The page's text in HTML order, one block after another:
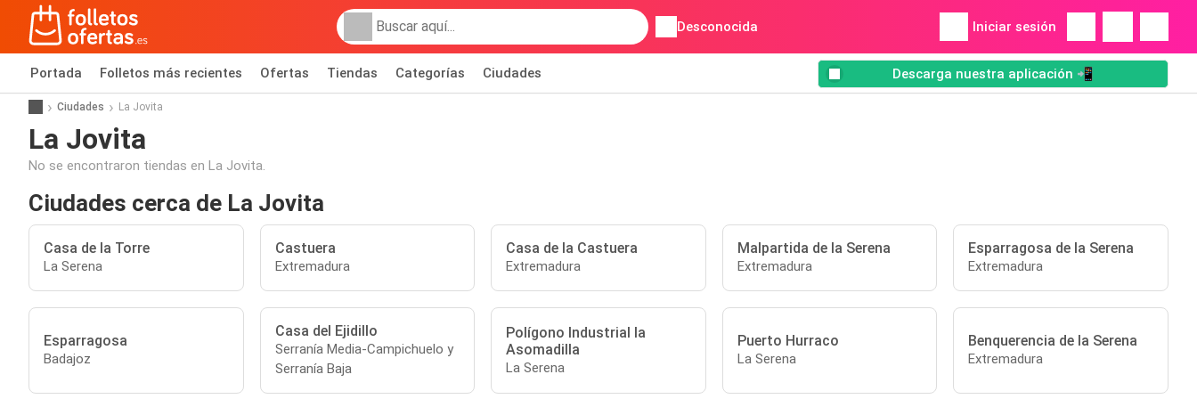
Desconocida Iniciar sesión
Portada Folletos más recientes Ofertas Tiendas Categorías Ciudades Descarga nuestra aplicación 📲
Ciudades La Jovita
La Jovita
No se encontraron tiendas en La Jovita.
Ciudades cerca de La Jovita
Casa de la Torre
La Serena
Castuera
Extremadura
Casa de la Castuera
Extremadura
Malpartida de la Serena
Extremadura
Esparragosa de la Serena
Extremadura
Esparragosa
Badajoz
Casa del Ejidillo
Serranía Media-Campichuelo y
Serranía Baja
Polígono Industrial la
Asomadilla
La Serena
Puerto Hurraco
La Serena
Benquerencia de la Serena
Extremadura